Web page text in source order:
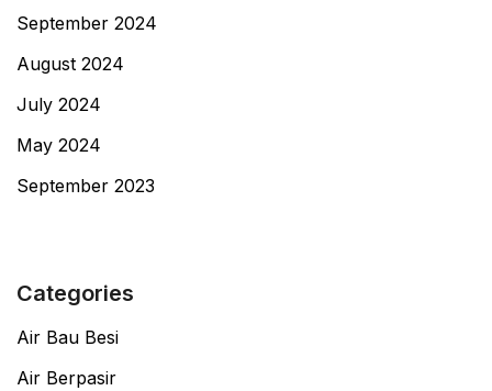
September 2024
August 2024
July 2024
May 2024
September 2023
Categories
Air Bau Besi
Air Berpasir